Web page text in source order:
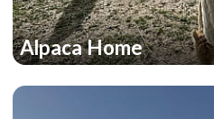
Alpaca Home